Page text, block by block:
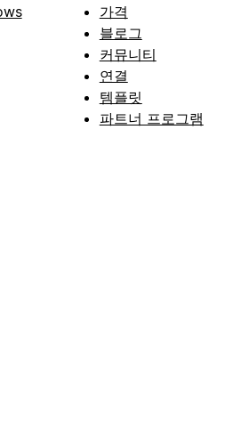
가격
블로그
커뮤니티
연결
템플릿
파트너 프로그램